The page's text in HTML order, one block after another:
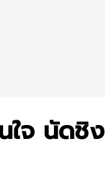
ใจ นัดชิง